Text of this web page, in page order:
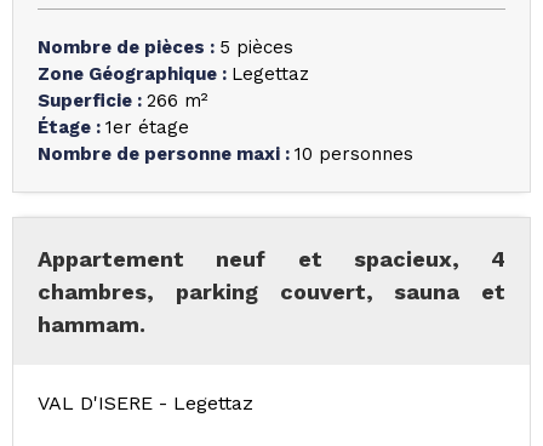
Nombre de pièces : 5 pièces
Zone Géographique : Legettaz
Superficie : 266 m²
Étage : 1er étage
Nombre de personne maxi : 10 personnes
Appartement neuf et spacieux, 4
chambres, parking couvert, sauna et
hammam.
VAL D'ISERE - Legettaz